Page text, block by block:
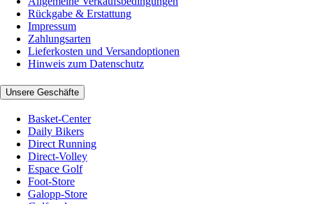
Rückgabe & Erstattung
Impressum
Zahlungsarten
Lieferkosten und Versandoptionen
Hinweis zum Datenschutz
Unsere Geschäfte
Basket-Center
Daily Bikers
Direct Running
Direct-Volley
Espace Golf
Foot-Store
Galopp-Store